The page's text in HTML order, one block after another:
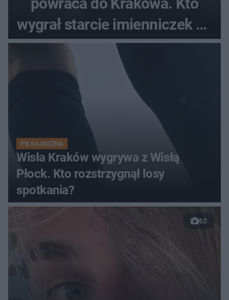
wygrał starcie imienniczek na
pełnym stadionie
PIŁKA NOŻNA
Wisła Kraków wygrywa z Wisłą
Płock. Kto rozstrzygnął losy
spotkania?
62